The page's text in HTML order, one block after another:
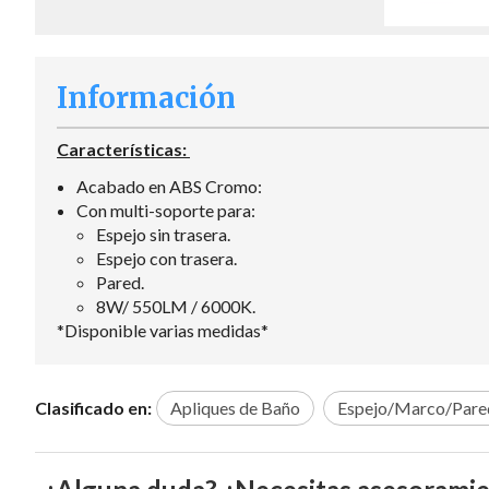
Información
Características:
Acabado en ABS Cromo:
Con multi-soporte para:
Espejo sin trasera.
Espejo con trasera.
Pared.
8W/ 550LM / 6000K.
*Disponible varias medidas*
Clasificado en: Apliques de Baño Espejo/Marco/